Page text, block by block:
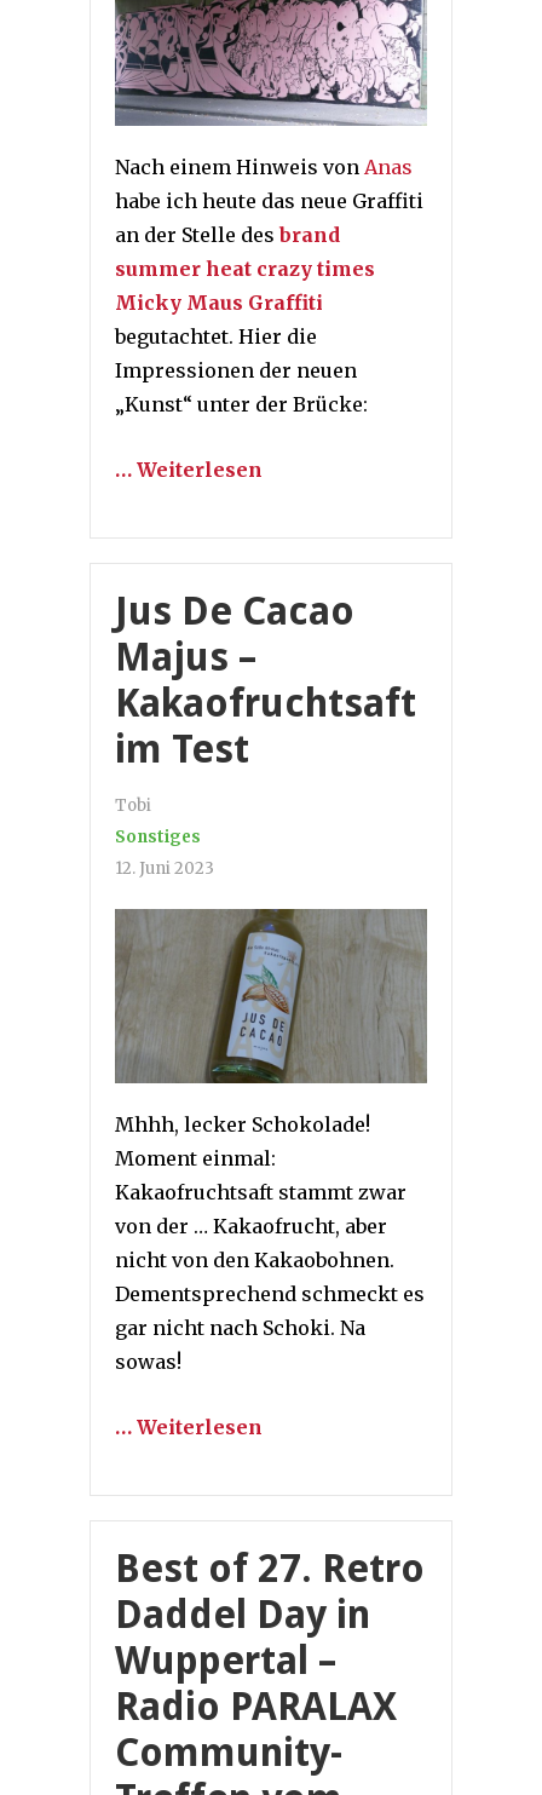
Nach einem Hinweis von Anas
habe ich heute das neue Graffiti
an der Stelle desbrand
summer heat crazy times
Micky Maus Graffiti
begutachtet. Hier die
Impressionen der neuen
„Kunst“ unter der Brücke:
… Weiterlesen
Jus De Cacao
Majus –
Kakaofruchtsaft
im Test
Tobi
Sonstiges
12. Juni 2023
Mhhh, lecker Schokolade!
Moment einmal:
Kakaofruchtsaft stammt zwar
von der … Kakaofrucht, aber
nicht von den Kakaobohnen.
Dementsprechend schmeckt es
gar nicht nach Schoki. Na
sowas!
… Weiterlesen
Best of 27. Retro
Daddel Day in
Wuppertal –
Radio PARALAX
Community-